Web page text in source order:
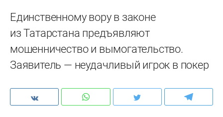
Единственному вору в законе
из Татарстана предъявляют
мошенничество и вымогательство.
Заявитель — неудачливый игрок в покер